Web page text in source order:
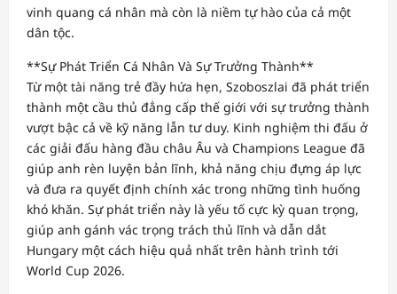
vinh quang cá nhân mà còn là niềm tự hào của cả một
dân tộc.
**Sự Phát Triển Cá Nhân Và Sự Trưởng Thành**
Từ một tài năng trẻ đầy hứa hẹn, Szoboszlai đã phát triển
thành một cầu thủ đẳng cấp thế giới với sự trưởng thành
vượt bậc cả về kỹ năng lẫn tư duy. Kinh nghiệm thi đấu ở
các giải đấu hàng đầu châu Âu và Champions League đã
giúp anh rèn luyện bản lĩnh, khả năng chịu đựng áp lực
và đưa ra quyết định chính xác trong những tình huống
khó khăn. Sự phát triển này là yếu tố cực kỳ quan trọng,
giúp anh gánh vác trọng trách thủ lĩnh và dẫn dắt
Hungary một cách hiệu quả nhất trên hành trình tới
World Cup 2026.